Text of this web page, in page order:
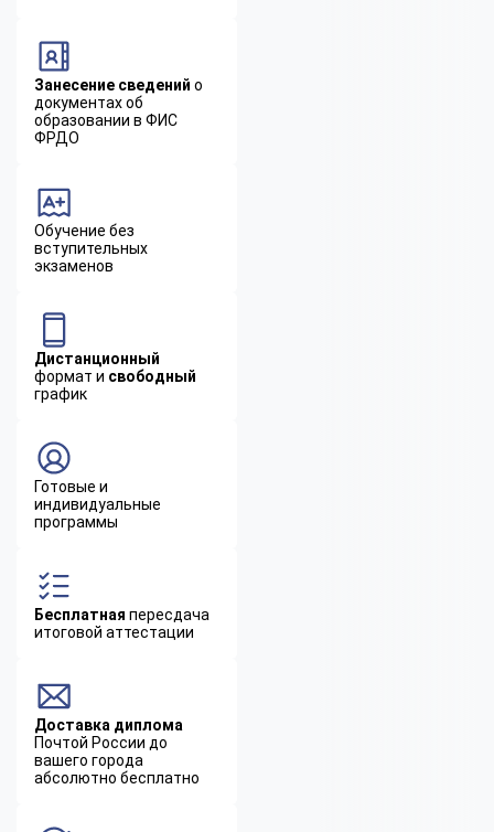
Занесение сведений о
документах об
образовании в ФИС
ФРДО
Обучение без
вступительных
экзаменов
Дистанционный
формат и свободный
график
Готовые и
индивидуальные
программы
Бесплатная пересдача
итоговой аттестации
Доставка диплома
Почтой России до
вашего города
абсолютно бесплатно